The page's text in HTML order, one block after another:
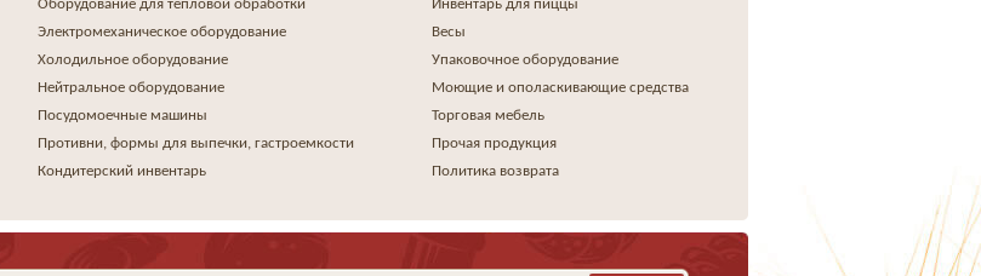
Оборудование для тепловой обработки
Электромеханическое оборудование
Холодильное оборудование
Нейтральное оборудование
Посудомоечные машины
Противни, формы для выпечки, гастроемкости
Кондитерский инвентарь
Инвентарь для пиццы
Весы
Упаковочное оборудование
Моющие и ополаскивающие средства
Торговая мебель
Прочая продукция
Политика возврата